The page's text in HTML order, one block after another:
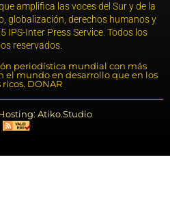
amplifica las voces del Sur y de la
globalización, derechos humanos y
IPS-Inter Press Service. Todos los
reservados.
periodística mundial con más
el mundo en desarrollo que en los
ricos. DONAR
Atiko.Studio